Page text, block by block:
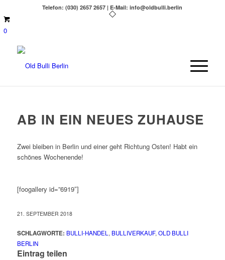
Telefon: (030) 2657 2657 | E-Mail: info@oldbulli.berlin
0
AB IN EIN NEUES ZUHAUSE
Zwei bleiben in Berlin und einer geht Richtung Osten! Habt ein
schönes Wochenende!
[foogallery id=”6919″]
21. SEPTEMBER 2018
SCHLAGWORTE: BULLI-HANDEL , BULLIVERKAUF, OLD BULLI
BERLIN
Eintrag teilen